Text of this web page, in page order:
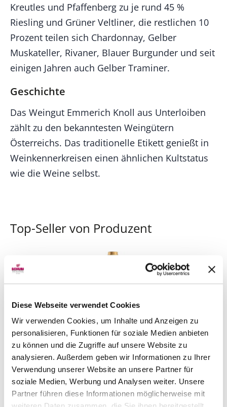
Diese Webseite verwendet Cookies
Wir verwenden Cookies, um Inhalte und Anzeigen zu
personalisieren, Funktionen für soziale Medien anbieten
zu können und die Zugriffe auf unsere Website zu
analysieren. Außerdem geben wir Informationen zu Ihrer
Verwendung unserer Website an unsere Partner für
soziale Medien, Werbung und Analysen weiter. Unsere
Partner führen diese Informationen möglicherweise mit
Kreutles und Pfaffenberg zu je rund 45 %
Riesling und Grüner Veltliner, die restlichen 10
Prozent teilen sich Chardonnay, Gelber
Muskateller, Rivaner, Blauer Burgunder und seit
einigen Jahren auch Gelber Traminer.
Geschichte
Das Weingut Emmerich Knoll aus Unterloiben
zählt zu den bekanntesten Weingütern
Österreichs. Das traditionelle Etikett genießt in
Weinkennerkreisen einen ähnlichen Kultstatus
wie die Weine selbst.
Top-Seller von Produzent
Grüner Veltliner Smaragd Loibenberg2024
Emmerich Knoll 75 cl